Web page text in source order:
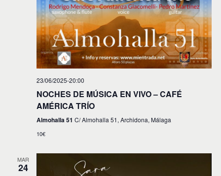
23/06/2025-20:00
NOCHES DE MÚSICA EN VIVO – CAFÉ
AMÉRICA TRÍO
Almohalla 51 C/ Almohalla 51, Archidona, Málaga
10€
MAR
24